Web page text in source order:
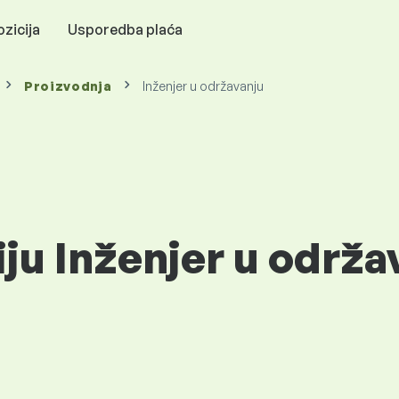
Usporedba plaća
Proizvodnja Inženjer u održavanju
Inženjer u